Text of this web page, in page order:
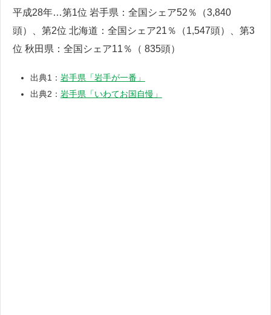
平成28年…第1位 岩手県：全国シェア52％（3,840
頭）、第2位 北海道：全国シェア21％（1,547頭）、第3
位 秋田県：全国シェア11％（ 835頭）
出典1： 岩手県「岩手が一番」
出典2： 岩手県「いわてお国自慢」